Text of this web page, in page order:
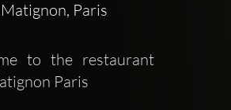
Matignon, Paris
to the restaurant
Paris